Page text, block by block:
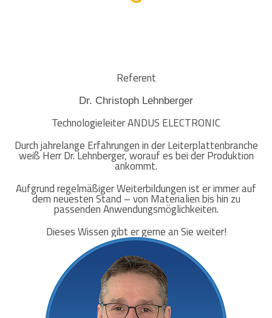
Referent
Dr. Christoph Lehnberger
Technologieleiter ANDUS ELECTRONIC
Durch jahrelange Erfahrungen in der Leiterplattenbranche
weiß Herr Dr. Lehnberger, worauf es bei der Produktion
ankommt.
Aufgrund regelmäßiger Weiterbildungen ist er immer auf
dem neuesten Stand – von Materialien bis hin zu
passenden Anwendungsmöglichkeiten.
Dieses Wissen gibt er gerne an Sie weiter!